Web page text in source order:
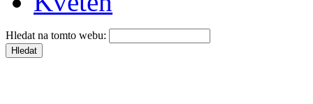
Hledat na tomto webu: